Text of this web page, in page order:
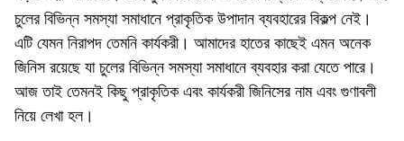
চুলের বিভিন্ন সমস্যা সমাধানে প্রাকৃতিক উপাদান ব্যবহারের বিকল্প নেই।
এটি যেমন নিরাপদ তেমনি কার্যকরী। আমাদের হাতের কাছেই এমন অনেক
জিনিস রয়েছে যা চুলের বিভিন্ন সমস্যা সমাধানে ব্যবহার করা যেতে পারে।
আজ তাই তেমনই কিছু প্রাকৃতিক এবং কার্যকরী জিনিসের নাম এবং গুণাবলী
নিয়ে লেখা হল।